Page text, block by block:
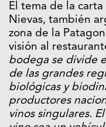
El tema de la
Nievas, también
zona de la
visión al
bodega se divide
de las grandes
biológicas y
productores
vinos singulares.